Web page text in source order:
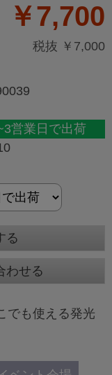
￥7,700
税抜 ￥7,000
営業日で出荷
る
わせる
でも使える発光